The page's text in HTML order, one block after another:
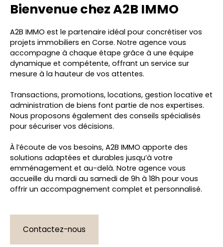
Bienvenue chez A2B IMMO
A2B IMMO est le partenaire idéal pour concrétiser vos
projets immobiliers en Corse. Notre agence vous
accompagne à chaque étape grâce à une équipe
dynamique et compétente, offrant un service sur
mesure à la hauteur de vos attentes.
Transactions, promotions, locations, gestion locative et
administration de biens font partie de nos expertises.
Nous proposons également des conseils spécialisés
pour sécuriser vos décisions.
À l’écoute de vos besoins, A2B IMMO apporte des
solutions adaptées et durables jusqu’à votre
emménagement et au-delà. Notre agence vous
accueille du mardi au samedi de 9h à 18h pour vous
offrir un accompagnement complet et personnalisé.
Contactez-nous